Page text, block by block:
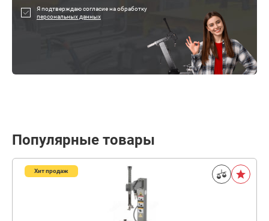
Я подтверждаю согласие на обработку
персональных данных
Популярные товары
Хит продаж